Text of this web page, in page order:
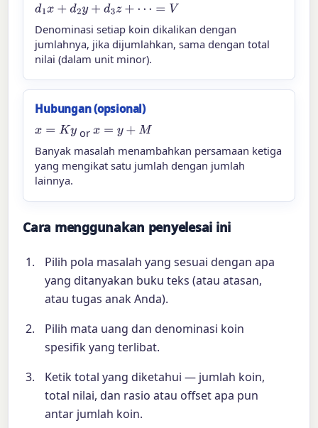
d1x+d2y+d3z+⋯=V
Denominasi setiap koin dikalikan dengan
jumlahnya, jika dijumlahkan, sama dengan total
nilai (dalam unit minor).
Hubungan (opsional)
x=Ky or x= y+ M
Banyak masalah menambahkan persamaan ketiga
yang mengikat satu jumlah dengan jumlah
lainnya.
Cara menggunakan penyelesai ini
Pilih pola masalah yang sesuai dengan apa
yang ditanyakan buku teks (atau atasan,
atau tugas anak Anda).
Pilih mata uang dan denominasi koin
spesifik yang terlibat.
Ketik total yang diketahui — jumlah koin,
total nilai, dan rasio atau offset apa pun
antar jumlah koin.